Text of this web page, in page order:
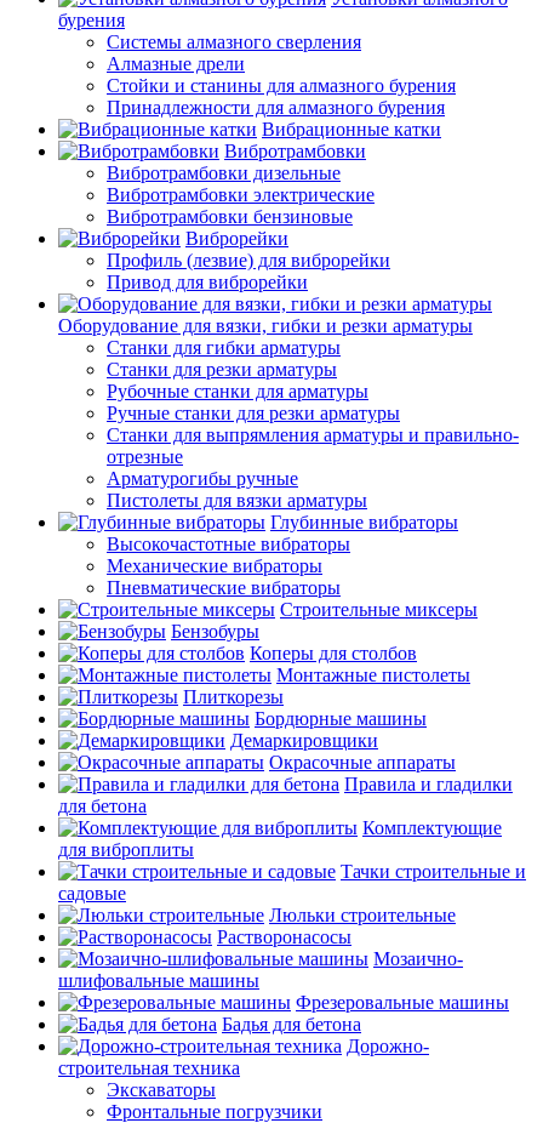
бурения
Системы алмазного сверления
Алмазные дрели
Стойки и станины для алмазного бурения
Принадлежности для алмазного бурения
Вибрационные катки
Вибротрамбовки
Вибротрамбовки дизельные
Вибротрамбовки электрические
Вибротрамбовки бензиновые
Виброрейки
Профиль (лезвие) для виброрейки
Привод для виброрейки
Оборудование для вязки, гибки и резки арматуры
Станки для гибки арматуры
Станки для резки арматуры
Рубочные станки для арматуры
Ручные станки для резки арматуры
Станки для выпрямления арматуры и правильно-
отрезные
Арматурогибы ручные
Пистолеты для вязки арматуры
Глубинные вибраторы
Высокочастотные вибраторы
Механические вибраторы
Пневматические вибраторы
Строительные миксеры
Бензобуры
Коперы для столбов
Монтажные пистолеты
Плиткорезы
Бордюрные машины
Демаркировщики
Окрасочные аппараты
Правила и гладилки
для бетона
Комплектующие
для виброплиты
Тачки строительные и
садовые
Люльки строительные
Растворонасосы
Мозаично-
шлифовальные машины
Фрезеровальные машины
Бадья для бетона
Дорожно-
строительная техника
Экскаваторы
Фронтальные погрузчики